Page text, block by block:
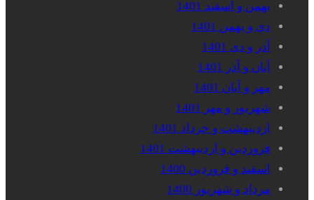
بهمن و اسفند 1401
دی و بهمن 1401
آذر و دی 1401
آبان و آذر 1401
مهر و آبان 1401
شهریور و مهر 1401
اردیبهشت و خرداد 1401
فروردین و اردیبهشت 1401
اسفند و فروردین 1400
مرداد و شهریور 1400